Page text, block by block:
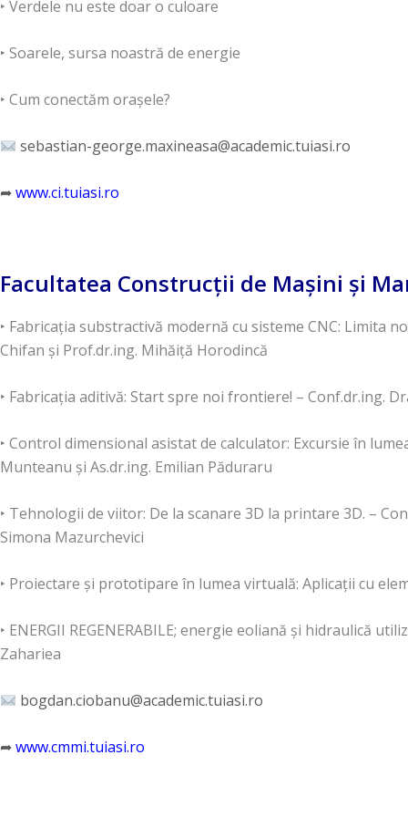
‣ Verdele nu este doar o culoare
‣ Soarele, sursa noastră de energie
‣ Cum conectăm orașele?
sebastian-george.maxineasa@academic.tuiasi.ro
➦www.ci.tuiasi.ro
Facultatea Construcţii de Maşini și
‣ Fabricația substractivă modernă cu sisteme CNC: Limita
Chifan și Prof.dr.ing. Mihăiță Horodincă
‣ Fabricația aditivă: Start spre noi frontiere! – Conf.dr.ing.
‣ Control dimensional asistat de calculator: Excursie în
Munteanu și As.dr.ing. Emilian Păduraru
‣ Tehnologii de viitor: De la scanare 3D la printare 3D. –
Simona Mazurchevici
‣ Proiectare și prototipare în lumea virtuală: Aplicații cu
‣ ENERGII REGENERABILE; energie eoliană și hidraulică
Zahariea
bogdan.ciobanu@academic.tuiasi.ro
➦www.cmmi.tuiasi.ro